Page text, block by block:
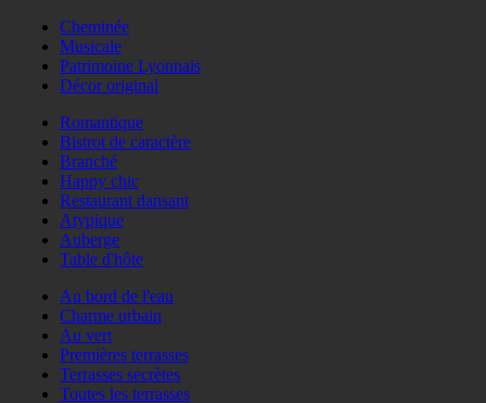
Cheminée
Musicale
Patrimoine Lyonnais
Décor original
Romantique
Bistrot de caractère
Branché
Happy chic
Restaurant dansant
Atypique
Auberge
Table d'hôte
Au bord de l'eau
Charme urbain
Au vert
Premières terrasses
Terrasses secrètes
Toutes les terrasses